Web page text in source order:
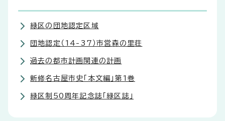
緑区の団地認定区域
団地認定（14-37）市営森の里荘
過去の都市計画関連の計画
新修名古屋市史「本文編」第1巻
緑区制50周年記念誌「緑区誌」